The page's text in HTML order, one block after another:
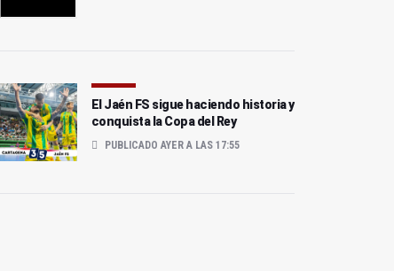
El Jaén FS sigue haciendo historia y
conquista la Copa del Rey
PUBLICADO AYER A LAS 17:55